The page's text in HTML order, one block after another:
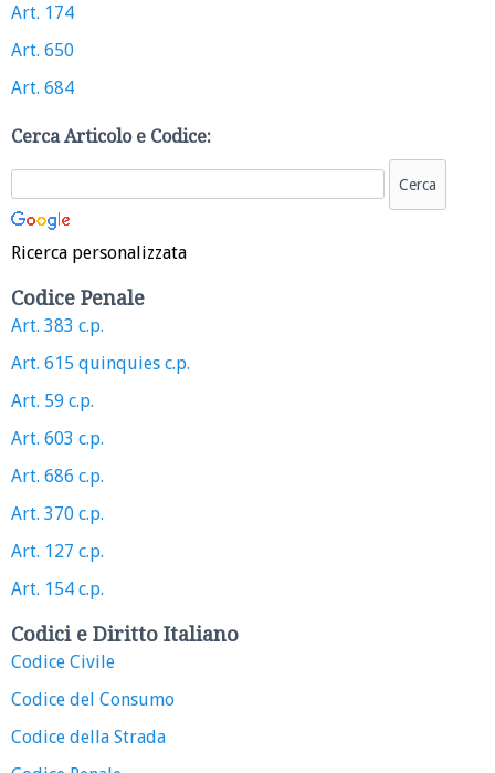
Art. 174
Art. 650
Art. 684
Cerca Articolo e Codice:
Ricerca personalizzata
Codice Penale
Art. 383 c.p.
Art. 615 quinquies c.p.
Art. 59 c.p.
Art. 603 c.p.
Art. 686 c.p.
Art. 370 c.p.
Art. 127 c.p.
Art. 154 c.p.
Codici e Diritto Italiano
Codice Civile
Codice del Consumo
Codice della Strada